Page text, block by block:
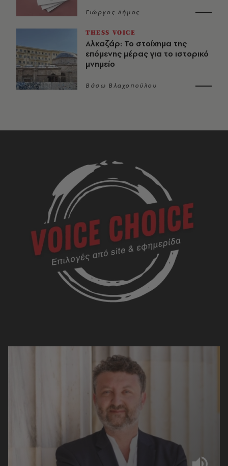
Γιώργος Δήμος
THESS VOICE
Αλκαζάρ: Το στοίχημα της
επόμενης μέρας για το ιστορικό
μνημείο
Βάσω Βλαχοπούλου